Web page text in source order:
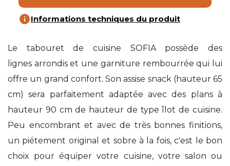
infoInformations techniques du produit
Le tabouret de cuisine SOFIA possède des
lignes arrondis et une garniture rembourrée qui lui
offre un grand confort. Son assise snack (hauteur 65
cm) sera parfaitement adaptée avec des plans à
hauteur 90 cm de hauteur de type îlot de cuisine.
Peu encombrant et avec de très bonnes finitions,
un piétement original et sobre à la fois, c'est le bon
choix pour équiper votre cuisine, votre salon ou